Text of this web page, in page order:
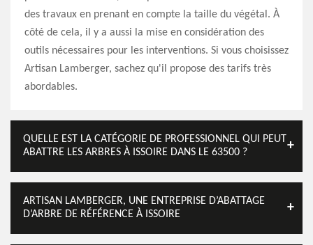
des travaux en prenant en compte la taille du végétal. À
côté de cela, il y a aussi la mise en considération des
outils nécessaires pour les interventions. Si vous choisissez
Artisan Lamberger, sachez qu'il propose des tarifs très
abordables.
QUELLE EST LA CATÉGORIE DE PROFESSIONNEL QUI PEUT
ABATTRE LES ARBRES À ISSOIRE DANS LE 63500 ?
ARTISAN LAMBERGER, UNE ENTREPRISE D’ABATTAGE
D’ARBRE DE RÉFÉRENCE À ISSOIRE